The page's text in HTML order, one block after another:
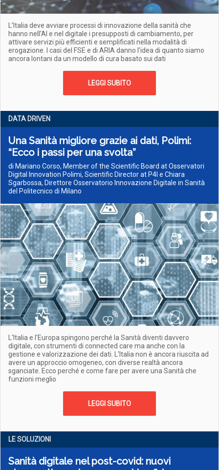
L’Italia deve avviare processi di innovazione della sanità che
hanno nell’AI e nel digitale i presupposti di cambiamento, per
attivare servizi più efficienti e semplificati nella modalità di
erogazione. I casi del FSE e di ARIA danno l'idea di quanto siamo
ancora lontani da un modello di cura basato sui dati
LEGGI SUBITO
DATA DRIVEN
Una Sanità migliore grazie ai dati, Polimi:
“Ecco i passi per una svolta”
di Mariano Corso, Member of the Scientific Board at Osservatori
Digital Innovation Polimi, Scientific Director at P4I e Chiara
Sgarbossa, Direttore Osservatorio Innovazione Digitale in Sanità
del Politecnico di Milano
L'Italia e l'Europa spingono perché la Sanità diventi davvero
digitale, con strumenti di connected care ma anche con la
gestione e valorizzazione dei dati. L'Italia non è ancora riuscita ad
avere un approccio omogeneo, con diverse realtà ancora
sganciate. Ecco perché e come fare per avere una Sanità che
funzioni meglio
LEGGI SUBITO
LE SOLUZIONI
Sanità digitale nel post-covid: nuovi